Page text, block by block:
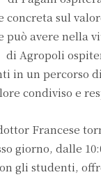
concreta sul
può avere nella
Agropoli
un percorso
condiviso e
Francese
giorno, dalle
gli studenti,